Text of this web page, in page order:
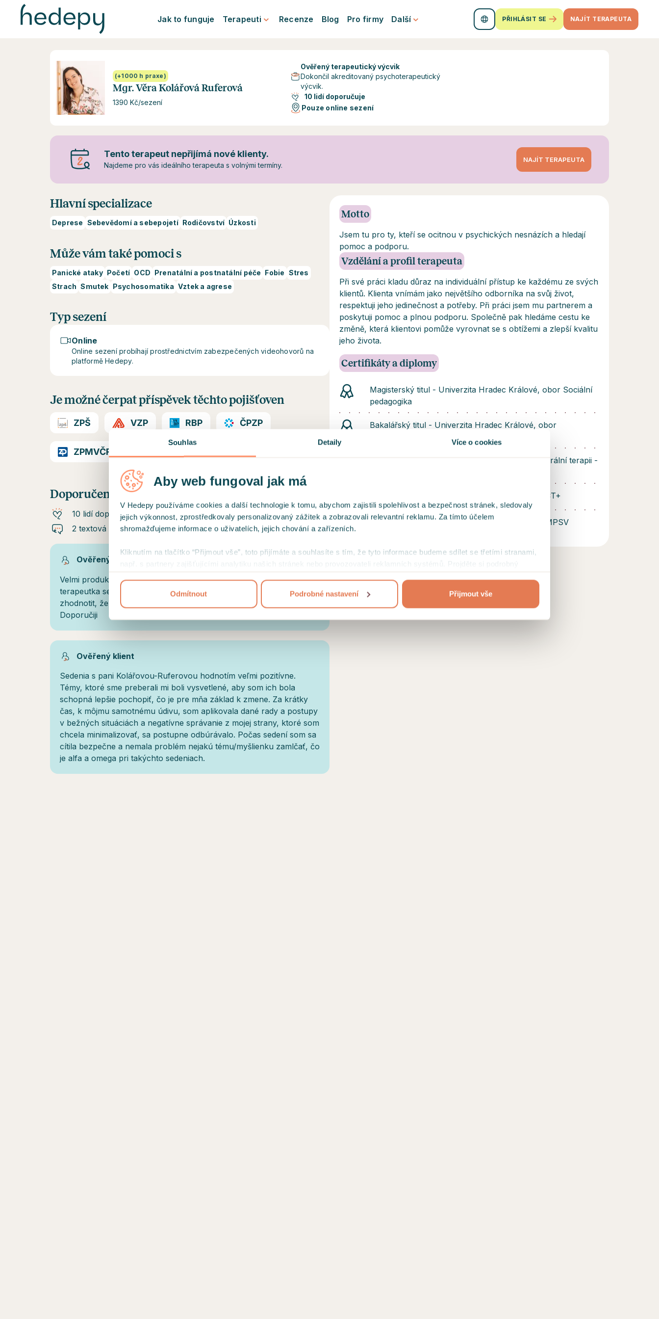
Souhlas Detaily Více o cookies
Aby web fungoval jak má
V Hedepy používáme cookies a další technologie k tomu, abychom zajistili spolehlivost a bezpečnost stránek, sledovaly
jejich výkonnost, zprostředkovaly personalizovaný zážitek a zobrazovali relevantní reklamu. Za tímto účelem
shromažďujeme informace o uživatelích, jejich chování a zařízeních.
Kliknutím na tlačítko “Přijmout vše”, toto přijímáte a souhlasíte s tím, že tyto informace budeme sdílet se třetími stranami,
např. s partnery zajišťujícími analytiku našich stránek nebo provozovateli reklamních systémů. Projděte si podrobný
Odmítnout Podrobné nastavení Přijmout vše
Jak to funguje Terapeuti Recenze Blog Pro firmy Další PŘIHLÁSIT SE NAJÍT TERAPEUTA
(+1000 h praxe)
Mgr. Věra Kolářová Ruferová
1390 Kč/sezení
Ověřený terapeutický výcvik
Dokončil akreditovaný psychoterapeutický
výcvik.
10 lidí doporučuje
Pouze online sezení
Tento terapeut nepřijímá nové klienty.
Najdeme pro vás ideálního terapeuta s volnými termíny.
NAJÍT TERAPEUTA
Hlavní specializace
Deprese Sebevědomí a sebepojetí Rodičovství Úzkosti
Může vám také pomoci s
Panické ataky Početí OCD Prenatální a postnatální péče Fobie Stres
Strach Smutek Psychosomatika Vztek a agrese
Typ sezení
Online
Online sezení probíhají prostřednictvím zabezpečených videohovorů na
platformě Hedepy.
Je možné čerpat příspěvek těchto pojišťoven
ZPŠ VZP RBP ČPZP
ZPMVČR
Doporučení od klientů
10 lidí doporučuje
2 textová doporučení
Ověřený klient
Velmi produktivní sezení. Objektivní náhled na věc. Podporující. Paní
terapeutka se snaží terapii vést s jasně stanoveným cílem, dokáže
zhodnotit, že už není dále nutná a nedrží zbytečně v terapii.
Doporučiji
Ověřený klient
Sedenia s pani Kolářovou-Ruferovou hodnotím veľmi pozitívne.
Témy, ktoré sme preberali mi boli vysvetlené, aby som ich bola
schopná lepšie pochopiť, čo je pre mňa základ k zmene. Za krátky
čas, k môjmu samotnému údivu, som aplikovala dané rady a postupy
v bežných situáciách a negatívne správanie z mojej strany, ktoré som
chcela minimalizovať, sa postupne odbúrávalo. Počas sedení som sa
cítila bezpečne a nemala problém nejakú tému/myšlienku zamlčať, čo
je alfa a omega pri takýchto sedeniach.
Motto
Jsem tu pro ty, kteří se ocitnou v psychických nesnázích a hledají
pomoc a podporu.
Vzdělání a profil terapeuta
Při své práci kladu důraz na individuální přístup ke každému ze svých
klientů. Klienta vnímám jako největšího odborníka na svůj život,
respektuji jeho jedinečnost a potřeby. Při práci jsem mu partnerem a
poskytuji pomoc a plnou podporu. Společně pak hledáme cestu ke
změně, která klientovi pomůže vyrovnat se s obtížemi a zlepší kvalitu
jeho života.
Certifikáty a diplomy
Magisterský titul - Univerzita Hradec Králové, obor Sociální
pedagogika
Bakalářský titul - Univerzita Hradec Králové, obor
Pětiletý terapeutický výcvik v kognitivně behaviorální terapii -
Kurz ACT, terapie přijetí a odhodlání - Institut ACT+
Krizová intervence - Zřetel s.r.o., akreditováno MPSV